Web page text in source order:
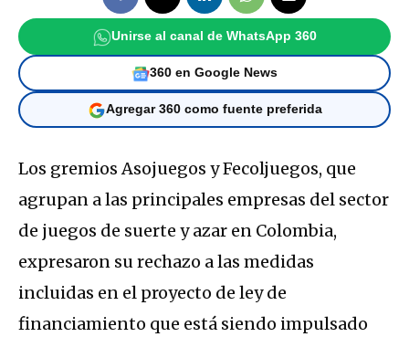
Unirse al canal de WhatsApp 360
360 en Google News
Agregar 360 como fuente preferida
Los gremios Asojuegos y Fecoljuegos, que
agrupan a las principales empresas del sector
de juegos de suerte y azar en Colombia,
expresaron su rechazo a las medidas
incluidas en el proyecto de ley de
financiamiento que está siendo impulsado